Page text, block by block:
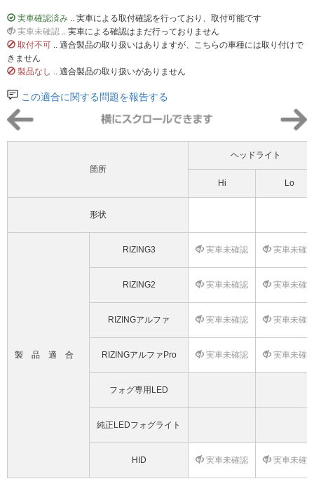
実車確認済み .. 実車による取付確認を行っており、取付可能です
実車未確認 .. 実車による確認はまだ行っておりません
取付不可 .. 適合製品の取り扱いはありますが、こちらの車種には取り付けで
きません
製品なし .. 適合製品の取り扱いがありません
この適合に関する問題を報告する
箇所
ヘッドライト
Hi Lo
形状
製品適合
RIZING3 実車未確認 実車未確
RIZING2 実車未確認 実車未確
RIZINGアルファ 実車未確認 実車未確
RIZINGアルファPro 実車未確認 実車未確
フォグ専用LED
純正LEDフォグライト
HID 実車未確認 実車未確